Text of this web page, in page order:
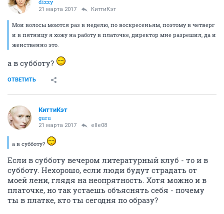
dizzy
21 марта 2017 КиттиКэт
Мои волосы моются раз в неделю, по воскресеньям, поэтому в четверг
и в пятницу я хожу на работу в платочке, директор мне разрешил, да и
женственно это.
а в субботу?
ОТВЕТИТЬ
КиттиКэт
guru
21 марта 2017 elle08
а в субботу?
Если в субботу вечером литературный клуб - то и в
субботу. Нехорошо, если люди будут страдать от
моей лени, глядя на неопрятность. Хотя можно и в
платочке, но так устаешь объяснять себя - почему
ты в платке, кто ты сегодня по образу?